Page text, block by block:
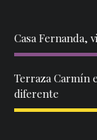
Casa Fernanda,
Terraza Carmín
diferente